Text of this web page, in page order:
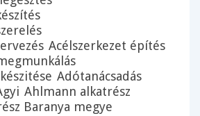
Acélszerkezet építés
Adótanácsadás
Ahlmann alkatrész
Baranya megye